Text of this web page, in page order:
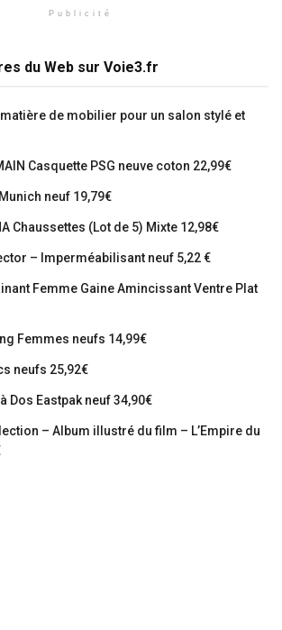
Publicité
du Web sur Voie3.fr
de mobilier pour un salon stylé et
Casquette PSG neuve coton 22,99€
neuf 19,79€
Chaussettes (Lot de 5) Mixte 12,98€
– Imperméabilisant neuf 5,22 €
Femme Gaine Amincissant Ventre Plat
Femmes neufs 14,99€
neufs 25,92€
Dos Eastpak neuf 34,90€
– Album illustré du film – L’Empire du